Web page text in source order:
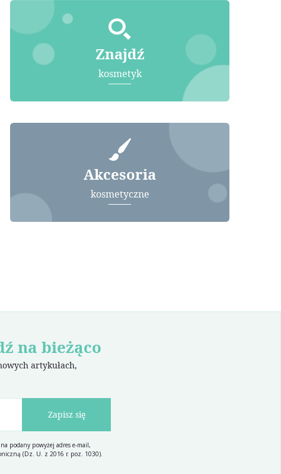
Znajdź
kosmetyk
Akcesoria
kosmetyczne
na bieżąco
artykułach,
Zapisz się
podany powyżej adres e-mail,
(Dz. U. z 2016 r. poz. 1030).